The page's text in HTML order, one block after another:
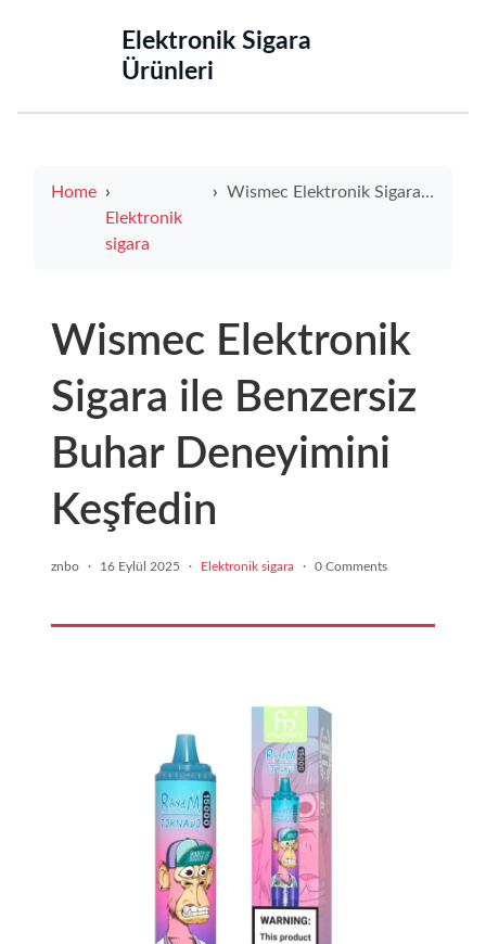
‌Elektronik Sigara
Ürünleri‌
Home
Elektronik
sigara
Wismec Elektronik Sigara ile Benzersiz Buhar Deneyimini Keşfedin
Wismec Elektronik
Sigara ile Benzersiz
Buhar Deneyimini
Keşfedin
znbo · 16 Eylül 2025 · Elektronik sigara · 0 Comments